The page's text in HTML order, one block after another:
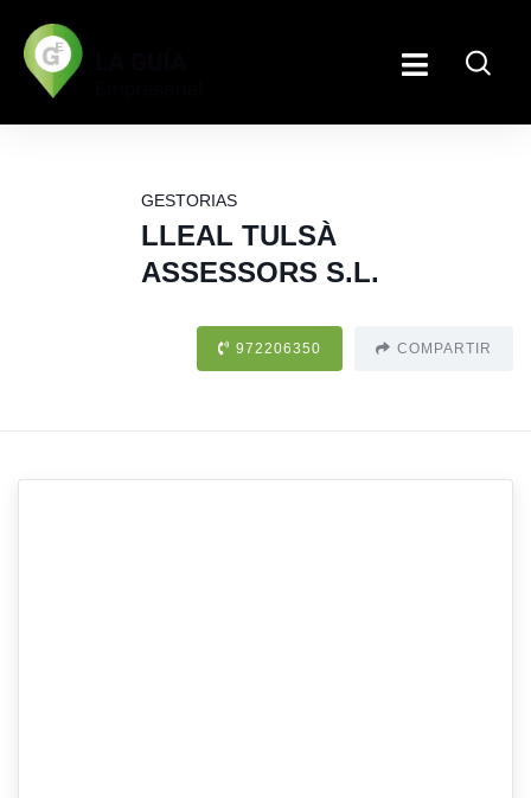
GESTORIAS
LLEAL TULSÀ
ASSESSORS S.L.
972206350 COMPARTIR